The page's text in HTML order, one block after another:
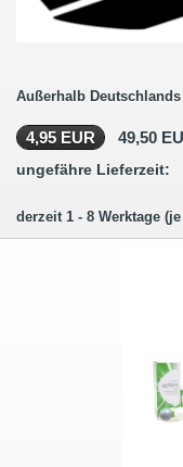
Außerhalb Deutschlands liefern wir
4,95 EUR 49,50
ungefähre Lieferzeit:
derzeit 1 - 8 Werktage (je